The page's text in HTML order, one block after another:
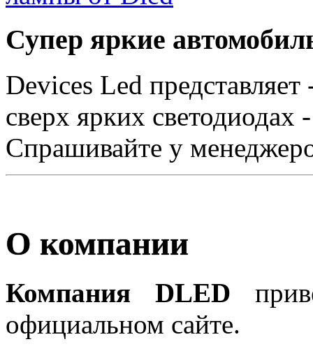
Супер яркие
Devices Led
сверх ярких светодиодах
Спрашивайте у
О компании
Компания DLED
официальном сайте.